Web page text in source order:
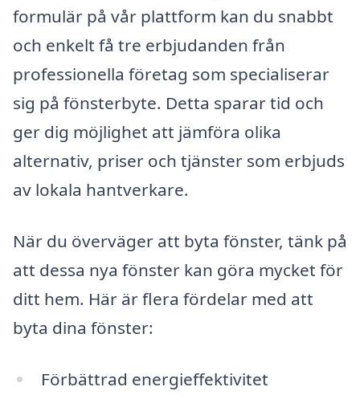
formulär på vår plattform kan du snabbt
och enkelt få tre erbjudanden från
professionella företag som specialiserar
sig på fönsterbyte. Detta sparar tid och
ger dig möjlighet att jämföra olika
alternativ, priser och tjänster som erbjuds
av lokala hantverkare.
När du överväger att byta fönster, tänk på
att dessa nya fönster kan göra mycket för
ditt hem. Här är flera fördelar med att
byta dina fönster:
Förbättrad energieffektivitet